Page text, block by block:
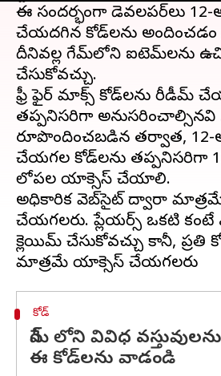
ఈ సందర్భంగా డెవలపర్‌లు
చేయదగిన కోడ్‌లను అందించడం
దీనివల్ల గేమ్‌లోని ఐటెమ్‌లను
చేసుకోవచ్చు.
ఫ్రీ ఫైర్ మాక్స్ కోడ్‌లను రీడీమ్
తప్పనిసరిగా
రూపొందించబడిన తర్వాత,
చేయగల కోడ్‌లను తప్పనిసరిగా
లోపల యాక్సెస్ చేయాలి.
అధికారిక వెబ్‌సైట్ ద్వారా
చేయగలరు. ప్లేయర్స్ ఒకటి కంటే
క్లెయిమ్ చేసుకోవచ్చు కానీ, ప్రతి
కోడ్‌
గేమ్ లోని వివిధ
ఈ కోడ్‌లను వాడండి